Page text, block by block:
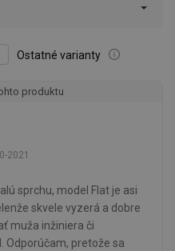
Ostatné varianty
produktu
2021
sprchu, model Flat je asi
skvele vyzerá a dobre
muža inžiniera či
Odporúčam, pretože sa